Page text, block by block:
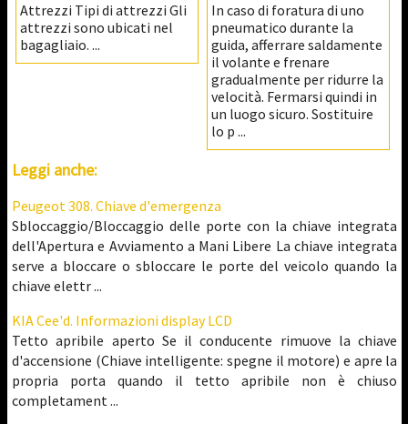
Attrezzi Tipi di attrezzi Gli
attrezzi sono ubicati nel
bagagliaio. ...
In caso di foratura di uno
pneumatico durante la
guida, afferrare saldamente
il volante e frenare
gradualmente per ridurre la
velocità. Fermarsi quindi in
un luogo sicuro. Sostituire
lo p ...
Leggi anche:
Peugeot 308. Chiave d'emergenza
Sbloccaggio/Bloccaggio delle porte con la chiave integrata
dell'Apertura e Avviamento a Mani Libere La chiave integrata
serve a bloccare o sbloccare le porte del veicolo quando la
chiave elettr ...
KIA Cee'd. Informazioni display LCD
Tetto apribile aperto Se il conducente rimuove la chiave
d'accensione (Chiave intelligente: spegne il motore) e apre la
propria porta quando il tetto apribile non è chiuso
completament ...